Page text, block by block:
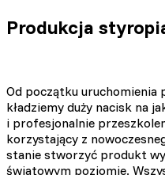
Produkcja
Od początku
kładziemy duży nacisk na
i profesjonalnie
korzystający z
stanie stworzyć produkt
światowym poziomie.